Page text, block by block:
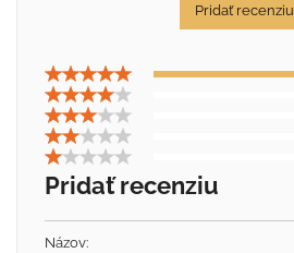
Pridať recenziu
Pridať recenziu
Názov: